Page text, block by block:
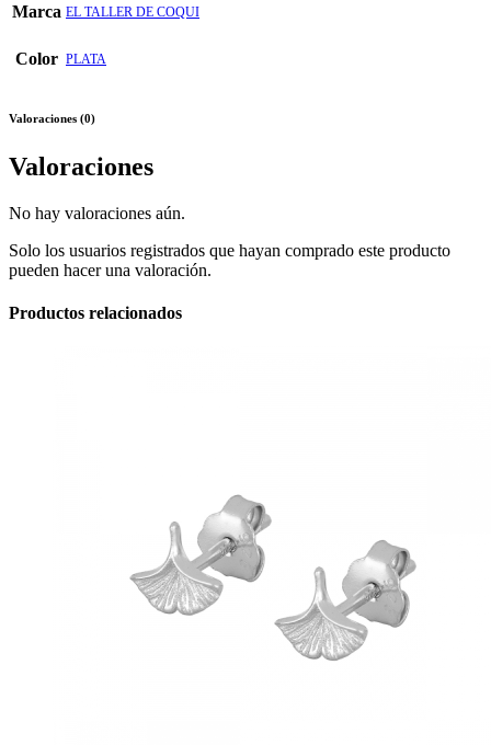
Marca EL TALLER DE COQUI
Color PLATA
Valoraciones (0)
Valoraciones
No hay valoraciones aún.
Solo los usuarios registrados que hayan comprado este producto
pueden hacer una valoración.
Productos relacionados